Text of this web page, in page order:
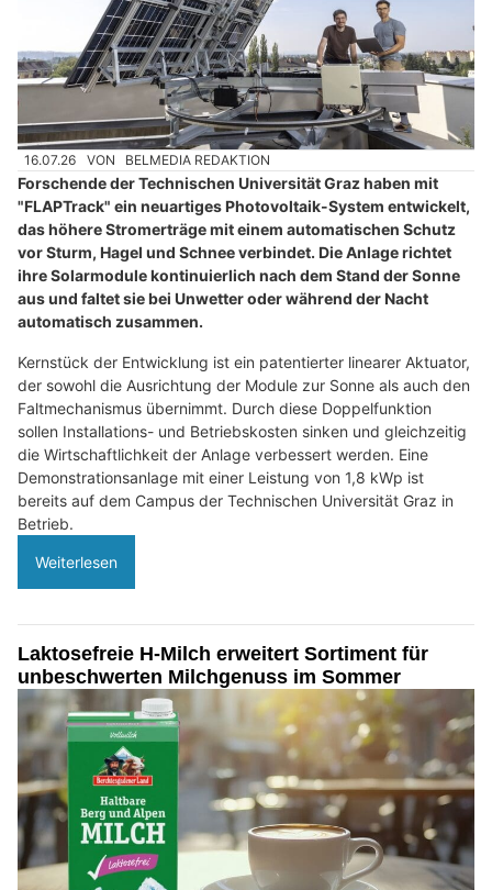
16.07.26 VON BELMEDIA REDAKTION
Forschende der Technischen Universität Graz haben mit
"FLAPTrack" ein neuartiges Photovoltaik-System entwickelt,
das höhere Stromerträge mit einem automatischen Schutz
vor Sturm, Hagel und Schnee verbindet. Die Anlage richtet
ihre Solarmodule kontinuierlich nach dem Stand der Sonne
aus und faltet sie bei Unwetter oder während der Nacht
automatisch zusammen.
Kernstück der Entwicklung ist ein patentierter linearer Aktuator,
der sowohl die Ausrichtung der Module zur Sonne als auch den
Faltmechanismus übernimmt. Durch diese Doppelfunktion
sollen Installations- und Betriebskosten sinken und gleichzeitig
die Wirtschaftlichkeit der Anlage verbessert werden. Eine
Demonstrationsanlage mit einer Leistung von 1,8 kWp ist
bereits auf dem Campus der Technischen Universität Graz in
Betrieb.
Weiterlesen
Laktosefreie H-Milch erweitert Sortiment für
unbeschwerten Milchgenuss im Sommer